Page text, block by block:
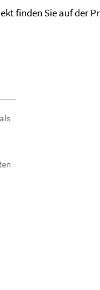
finden Sie auf der